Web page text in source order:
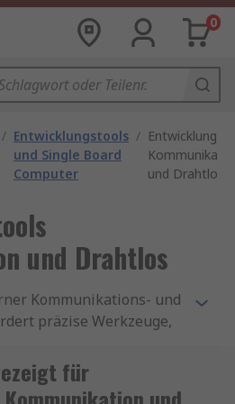
0
/ Entwicklungstools
und Single Board
Computer
/
und Drahtlos
und Drahtlos
Kommunikations- und
präzise Werkzeuge,
Mit
für drahtlose
für